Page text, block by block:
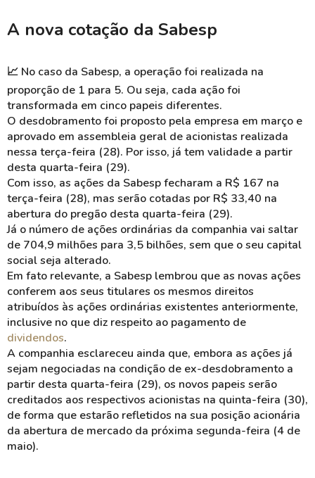
A nova cotação da Sabesp
📈 No caso da Sabesp, a operação foi realizada na
proporção de 1 para 5. Ou seja, cada ação foi
transformada em cinco papeis diferentes.
O desdobramento foi proposto pela empresa em março e
aprovado em assembleia geral de acionistas realizada
nessa terça-feira (28). Por isso, já tem validade a partir
desta quarta-feira (29).
Com isso, as ações da Sabesp fecharam a R$ 167 na
terça-feira (28), mas serão cotadas por R$ 33,40 na
abertura do pregão desta quarta-feira (29).
Já o número de ações ordinárias da companhia vai saltar
de 704,9 milhões para 3,5 bilhões, sem que o seu capital
social seja alterado.
Em fato relevante, a Sabesp lembrou que as novas ações
conferem aos seus titulares os mesmos direitos
atribuídos às ações ordinárias existentes anteriormente,
inclusive no que diz respeito ao pagamento de
dividendos.
A companhia esclareceu ainda que, embora as ações já
sejam negociadas na condição de ex-desdobramento a
partir desta quarta-feira (29), os novos papeis serão
creditados aos respectivos acionistas na quinta-feira (30),
de forma que estarão refletidos na sua posição acionária
da abertura de mercado da próxima segunda-feira (4 de
maio).